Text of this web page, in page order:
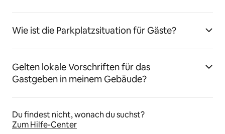
Wie ist die Parkplatzsituation für Gäste?
Gelten lokale Vorschriften für das
Gastgeben in meinem Gebäude?
Du findest nicht, wonach du suchst?
Zum Hilfe-Center